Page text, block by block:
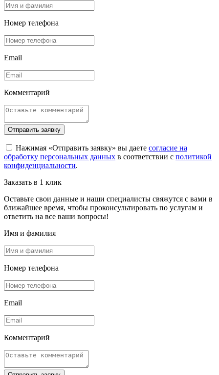
Номер телефона
Email
Комментарий
Отправить заявку
Нажимая «Отправить заявку» вы даете согласие на
обработку персональных данных в соответствии с политикой
конфиденциальности.
Заказать в 1 клик
Оставьте свои данные и наши специалисты свяжутся с вами в
ближайшее время, чтобы проконсультировать по услугам и
ответить на все ваши вопросы!
Имя и фамилия
Номер телефона
Email
Комментарий